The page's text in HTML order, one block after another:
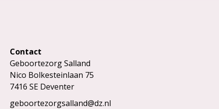
Contact
Geboortezorg Salland
Nico Bolkesteinlaan 75
7416 SE Deventer
geboortezorgsalland@dz.nl